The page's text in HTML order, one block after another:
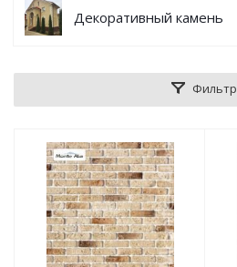
Декоративный камень
Фильтр